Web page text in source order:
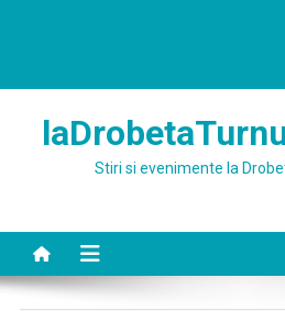
Stiri si evenimente la